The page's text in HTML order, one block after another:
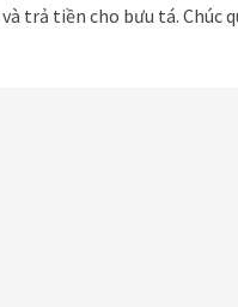
trả tiền cho bưu tá. Chúc